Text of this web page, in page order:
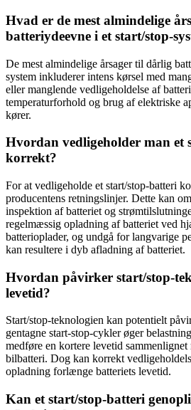
Hvad er de mest almindelige
batteriydeevne i et start/stop-
De mest almindelige årsager til dårlig
system inkluderer intens kørsel med
eller manglende vedligeholdelse af
temperaturforhold og brug af elektriske
kører.
Hvordan vedligeholder man et
korrekt?
For at vedligeholde et start/stop-batteri
producentens retningslinjer. Dette kan
inspektion af batteriet og
regelmæssig opladning af batteriet ved
batterioplader, og undgå for langvarige
kan resultere i dyb afladning af batteriet.
Hvordan påvirker start/stop-
levetid?
Start/stop-teknologien kan potentielt
gentagne start-stop-cykler øger
medføre en kortere levetid
bilbatteri. Dog kan korrekt
opladning forlænge batteriets levetid.
Kan et start/stop-batteri